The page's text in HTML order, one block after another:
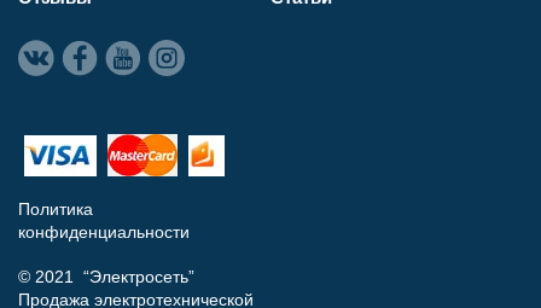
Политика
конфиденциальности
© 2021 “Электросеть”
Продажа электротехнической